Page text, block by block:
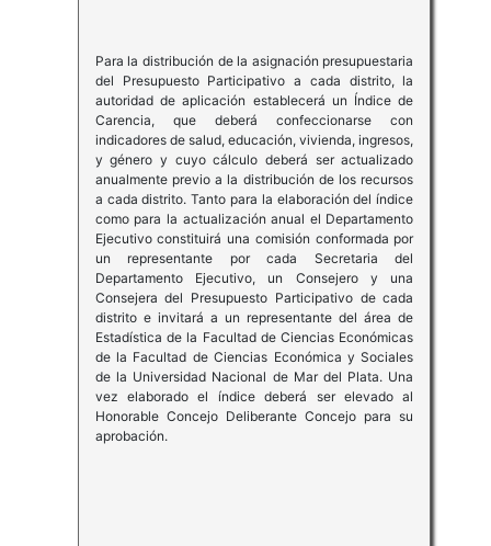
Para la distribución de la asignación presupuestaria
del Presupuesto Participativo a cada distrito, la
autoridad de aplicación establecerá un Índice de
Carencia, que deberá confeccionarse con
indicadores de salud, educación, vivienda, ingresos,
y género y cuyo cálculo deberá ser actualizado
anualmente previo a la distribución de los recursos
a cada distrito. Tanto para la elaboración del índice
como para la actualización anual el Departamento
Ejecutivo constituirá una comisión conformada por
un representante por cada Secretaria del
Departamento Ejecutivo, un Consejero y una
Consejera del Presupuesto Participativo de cada
distrito e invitará a un representante del área de
Estadística de la Facultad de Ciencias Económicas
de la Facultad de Ciencias Económica y Sociales
de la Universidad Nacional de Mar del Plata. Una
vez elaborado el índice deberá ser elevado al
Honorable Concejo Deliberante Concejo para su
aprobación.